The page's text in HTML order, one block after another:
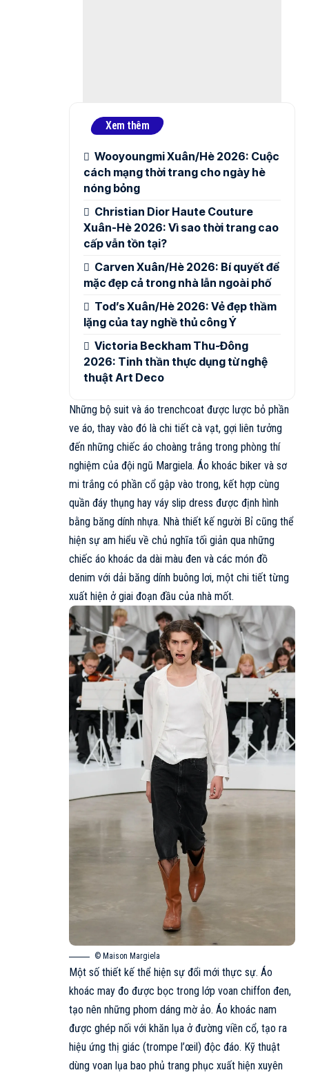
Xem thêm
Wooyoungmi Xuân/Hè 2026: Cuộc
cách mạng thời trang cho ngày hè
nóng bỏng
Christian Dior Haute Couture
Xuân-Hè 2026: Vì sao thời trang cao
cấp vẫn tồn tại?
Carven Xuân/Hè 2026: Bí quyết để
mặc đẹp cả trong nhà lẫn ngoài phố
Tod’s Xuân/Hè 2026: Vẻ đẹp thầm
lặng của tay nghề thủ công Ý
Victoria Beckham Thu-Đông
2026: Tinh thần thực dụng từ nghệ
thuật Art Deco
Những bộ suit và áo trenchcoat được lược bỏ phần
ve áo, thay vào đó là chi tiết cà vạt, gợi liên tưởng
đến những chiếc áo choàng trắng trong phòng thí
nghiệm của đội ngũ Margiela. Áo khoác biker và sơ
mi trắng có phần cổ gập vào trong, kết hợp cùng
quần đáy thụng hay váy slip dress được định hình
bằng băng dính nhựa. Nhà thiết kế người Bỉ cũng thể
hiện sự am hiểu về chủ nghĩa tối giản qua những
chiếc áo khoác da dài màu đen và các món đồ
denim với dải băng dính buông lơi, một chi tiết từng
xuất hiện ở giai đoạn đầu của nhà mốt.
© Maison Margiela
Một số thiết kế thể hiện sự đổi mới thực sự. Áo
khoác may đo được bọc trong lớp voan chiffon đen,
tạo nên những phom dáng mờ ảo. Áo khoác nam
được ghép nối với khăn lụa ở đường viền cổ, tạo ra
hiệu ứng thị giác (trompe l’œil) độc đáo. Kỹ thuật
dùng voan lụa bao phủ trang phục xuất hiện xuyên